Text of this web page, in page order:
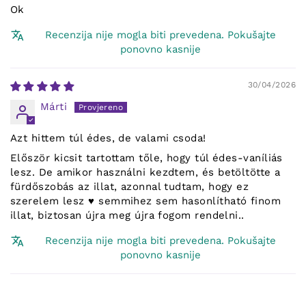
Ok
Recenzija nije mogla biti prevedena. Pokušajte
ponovno kasnije
30/04/2026
Márti
Azt hittem túl édes, de valami csoda!
Először kicsit tartottam tőle, hogy túl édes-vaníliás
lesz. De amikor használni kezdtem, és betöltötte a
fürdőszobás az illat, azonnal tudtam, hogy ez
szerelem lesz ♥️ semmihez sem hasonlítható finom
illat, biztosan újra meg újra fogom rendelni..
Recenzija nije mogla biti prevedena. Pokušajte
ponovno kasnije